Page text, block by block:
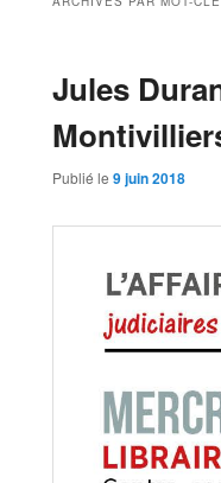
Jules
Publié le 9 juin 2018